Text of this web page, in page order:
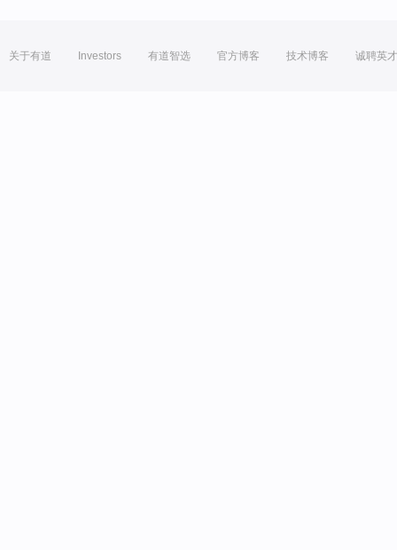
关于有道 Investors 有道智选 官方博客 技术博客 诚聘英才